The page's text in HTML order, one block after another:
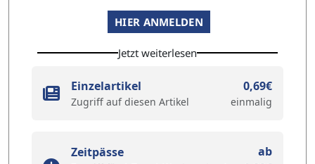
HIER ANMELDEN
Jetzt weiterlesen
Einzelartikel
Zugriff auf diesen Artikel
0,69€
einmalig
Zeitpässe
ab